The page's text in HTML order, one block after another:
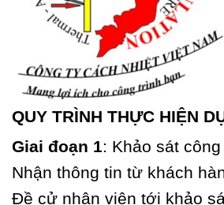
QUY TRÌNH THỰC HIỆN
Giai đoạn 1: Khảo sát
Nhận thông tin từ khách
Đề cử nhân viên tới khảo